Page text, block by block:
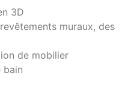
3D
muraux, des
de mobilier
bain